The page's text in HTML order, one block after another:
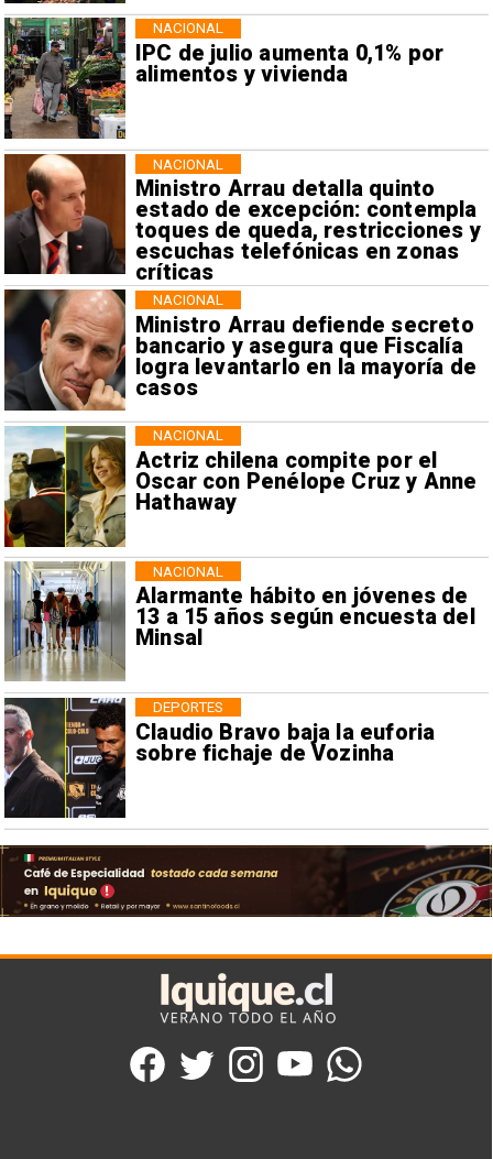
IPC de julio aumenta 0,1% por
alimentos y vivienda
NACIONAL
Ministro Arrau detalla quinto
estado de excepción: contempla
toques de queda, restricciones y
escuchas telefónicas en zonas
críticas
NACIONAL
Ministro Arrau defiende secreto
bancario y asegura que Fiscalía
logra levantarlo en la mayoría de
casos
NACIONAL
Actriz chilena compite por el
Oscar con Penélope Cruz y Anne
Hathaway
NACIONAL
Alarmante hábito en jóvenes de
13 a 15 años según encuesta del
Minsal
NACIONAL
Claudio Bravo baja la euforia
sobre fichaje de Vozinha
DEPORTES